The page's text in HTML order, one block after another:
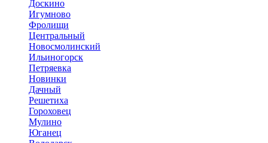
Доскино
Игумново
Фролищи
Центральный
Новосмолинский
Ильиногорск
Петряевка
Новинки
Дачный
Решетиха
Гороховец
Мулино
Юганец